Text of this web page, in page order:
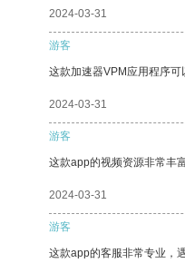
2024-03-31
游客
这款加速器VPM应用程序可
2024-03-31
游客
这款app的视频资源非常丰
2024-03-31
游客
这款app的客服非常专业，